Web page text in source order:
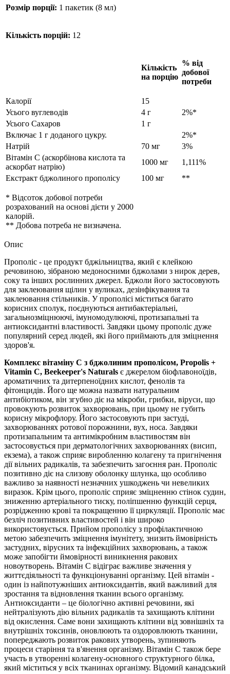
Розмір порції: 1 пакетик (8 мл)
Кількість порцій: 12
Кількість
на порцію
% від
добової
потреби
Калорії
15
Усього вуглеводів
4 г
2%*
Усього Сахаров
1 г
Включає 1 г доданого цукру.
2%*
Натрій
70 мг
3%
Вітамін С (аскорбінова кислота та
аскорбат натрію)
1000 мг
1,111%
Екстракт бджолиного прополісу
100 мг **
* Відсоток добової потреби
розрахований на основі дієти у 2000
калорій.
** Добова потреба не визначена.
Опис
Прополіс - це продукт бджільництва, який є клейкою
речовиною, зібраною медоносними бджолами з нирок дерев,
соку та інших рослинних джерел. Бджоли його застосовують
для заклеювання щілин у вуликах, дезінфікування та
заклеювання стільників. У прополісі міститься багато
корисних сполук, поєднуються антибактеріальні,
загальнозміцнюючі, імуномодулюючі, протизапальні та
антиоксидантні властивості. Завдяки цьому прополіс дуже
популярний серед людей, які його приймають для зміцнення
здоров'я.
Комплекс вітаміну С з бджолиним прополісом, Propolis +
Vitamin C, Beekeeper's Naturals є джерелом біофлавоноїдів,
ароматичних та дитерпеноїдних кислот, фенолів та
фітонцидів. Його ще можна назвати натуральним
антибіотиком, він згубно діє на мікроби, грибки, віруси, що
провокують розвиток захворювань, при цьому не губить
корисну мікрофлору. Його застосовують при застуді,
захворюваннях ротової порожнини, вух, носа. Завдяки
протизапальним та антимікробним властивостям він
застосовується при дерматологічних захворюваннях (висип,
екзема), а також сприяє виробленню колагену та пригнічення
дії вільних радикалів, та забезпечить загоєння ран. Прополіс
позитивно діє на слизову оболонку шлунка, що особливо
важливо за наявності незначних ушкоджень чи невеликих
виразок. Крім цього, прополіс сприяє зміцненню стінок судин,
зниженню артеріального тиску, поліпшенню функцій серця,
розрідженню крові та покращенню її циркуляції. Прополіс має
безліч позитивних властивостей і він широко
використовується. Прийом прополісу з профілактичною
метою забезпечить зміцнення імунітету, знизить ймовірність
застудних, вірусних та інфекційних захворювань, а також
може запобігти ймовірності виникнення ракових
новоутворень. Вітамін С відіграє важливе значення у
життєдіяльності та функціонуванні організму. Цей вітамін -
один із найпотужніших антиоксидантів, який важливий для
зростання та відновлення тканин всього організму.
Антиоксиданти – це біологічно активні речовини, які
нейтралізують дію вільних радикалів та захищають клітини
від окислення. Саме вони захищають клітини від зовнішніх та
внутрішніх токсинів, оновлюють та оздоровлюють тканини,
попереджають розвиток ракових утворень, зупиняють
процеси старіння та в'янення організму. Вітамін С також бере
участь в утворенні колагену-основного структурного білка,
який міститься у всіх тканинах організму. Відомий канадський